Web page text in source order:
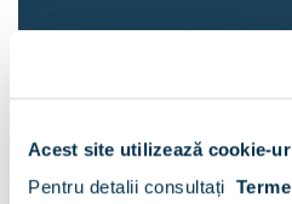
Acest site utilizează cookie-
Pentru detalii consultați